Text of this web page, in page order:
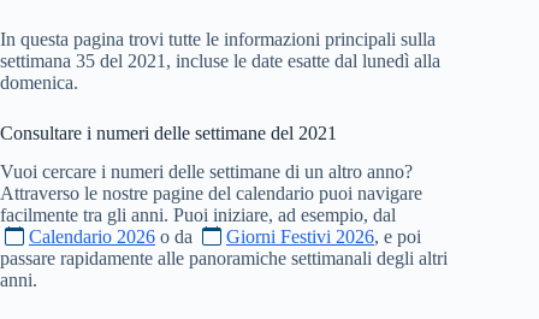
In questa pagina trovi tutte le informazioni principali sulla
settimana 35 del 2021, incluse le date esatte dal lunedì alla
domenica.
Consultare i numeri delle settimane del 2021
Vuoi cercare i numeri delle settimane di un altro anno?
Attraverso le nostre pagine del calendario puoi navigare
facilmente tra gli anni. Puoi iniziare, ad esempio, dal
Calendario 2026 o da Giorni Festivi 2026, e poi
passare rapidamente alle panoramiche settimanali degli altri
anni.